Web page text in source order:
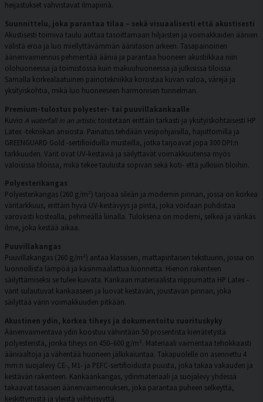
heijastukset vahvistavat ilmapiiriä.
Suunnittelu, joka parantaa tilaa – sekä visuaalisesti että akustisesti
Akustisesti toimiva taulu auttaa tasoittamaan hiljaisten ja voimakkaiden äänien
välistä eroa ja luo miellyttävämmän äänitason arkeen. Tasapainoinen
äänenvaimennus pehmentää ääniä ja parantaa huoneen akustiikkaa niin
olohuoneessa ja toimistossa kuin makuuhuoneessa ja julkisissa tiloissa.
Samalla korkealaatuinen painotekniikka korostaa kuvan valoa, värejä ja
yksityiskohtia, mikä luo huoneeseen harmonisen tunnelman.
Premium-tulostus polyester- tai puuvillakankaalle
Kuvio A waterfall in an artistictoistetaan erittäin tarkasti ja yksityiskohtaisesti HP
Latex -tekniikan ansiosta. Painatus tehdään vesipohjaisilla, hajuttomilla ja
GREENGUARD Gold -sertifioiduilla musteilla, jotka tarjoavat jopa 300 DPI:n
tarkkuuden. Värit ovat UV-kestäviä ja säilyttävät voimakkuutensa myös
valoisissa tiloissa, mikä tekee taulusta sopivan sekä koti- että julkisiin tiloihin.
Polyesterikangas
Polyesterikangas (260 g/m²) tarjoaa sileän ja modernin pinnan, jossa on korkea
väritarkkuus, erittäin hyvä UV-kestävyys ja pinta, joka voidaan puhdistaa
varovasti kostealla, pehmeällä liinalla. Tuloksena on moderni, selkeä ja värikäs
ilme, joka kestää aikaa.
Puuvillakangas
Puuvillakangas (260 g/m²) antaa klassisen, mattapintaisen tekstuurin, jossa on
luonnollista lämpöä ja käsinmaalattua luonnetta. Hienon rakenteen
säilyttämiseksi se tulee kuivata. Kankaan materiaalista riippumatta HP Latex -
värit sulautuvat kankaaseen ja luovat kestävän, joustavan pinnan, joka
säilyttää värin voimakkuuden pitkään.
Akustinen ydin, korkea tiheys ja dokumentoitu suorituskyky
Äänenvaimentava ydin koostuu vähintään 50 prosentista kierrätetystä
polyesteristä, jonka tiheys on 450–600 g/m². Materiaali vaimentaa tehokkaasti
ääniaaltoja ja vähentää huoneen jälkikaiuntaa. Takapuolelle on asennettu 4
mm:n suojalevy CE-, M1- ja PEFC-sertifioidusta puusta, joka takaa vakauden ja
kestävän rakenteen. Kankaankangas, ydinmateriaali ja suojalevy yhdessä
takaavat tasaisen äänenvaimennuksen, joka parantaa puheen selkeyttä,
keskittymistä ja yleistä viihtyisyyttä.